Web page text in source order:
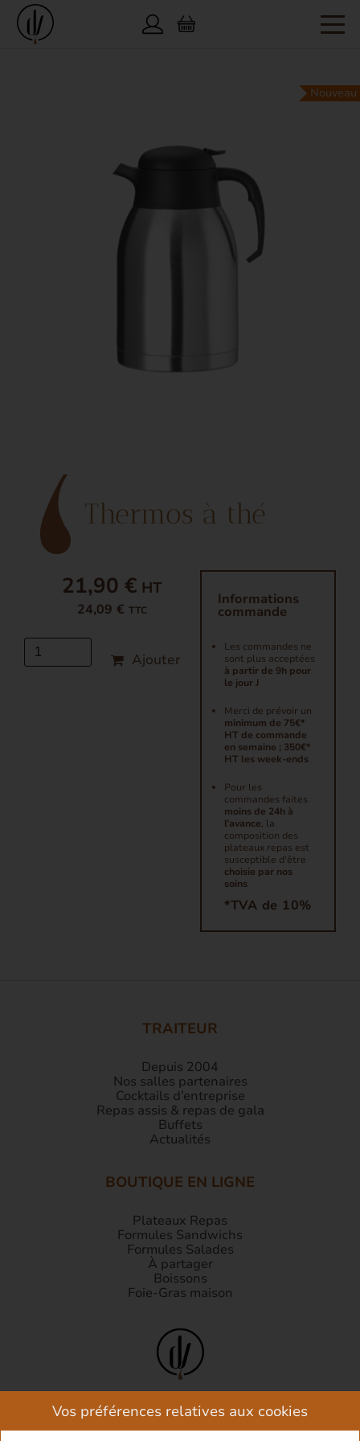
Vos préférences relatives aux cookies
Nouveau
Thermos à thé
21,90 €
24,09 €TTC
Ajouter
Informations
commande
Les commandes ne
sont plus acceptées
à partir de 9h pour
le jour J
Merci de prévoir un
minimum de 75€*
HT de commande
en semaine ; 350€*
HT les week-ends
Pour les
commandes faites
moins de 24h à
l’avance, la
composition des
plateaux repas est
susceptible d'être
choisie par nos
soins
*TVA de 10%
TRAITEUR
Depuis 2004
Nos salles partenaires
Cocktails d’entreprise
Repas assis & repas de gala
Buffets
Actualités
BOUTIQUE EN LIGNE
Plateaux Repas
Formules Sandwichs
Formules Salades
À partager
Boissons
Foie-Gras maison